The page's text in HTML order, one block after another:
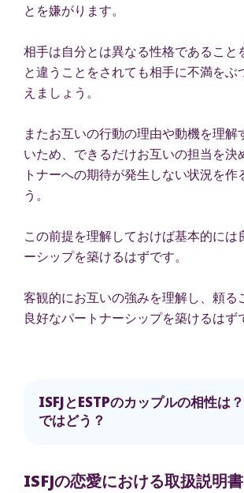
とを嫌がります。
相手は自分とは異なる性格であること
と違うことをされても相手に不満をぶ
えましょう。
またお互いの行動の理由や動機を理解
いため、できるだけお互いの担当を決
トナーへの期待が発生しない状況を作
う。
この前提を理解しておけば基本的には
ーシップを築けるはずです。
客観的にお互いの強みを理解し、頼る
良好なパートナーシップを築けるはず
ISFJとESTPのカップルの相性は
ではどう？
ISFJの恋愛における取扱説明書